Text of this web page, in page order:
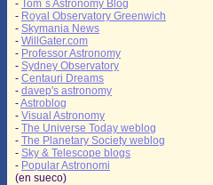
- Tom´s Astronomy Blog
- Royal Observatory Greenwich
- Skymania News
- WillGater.com
- Professor Astronomy
- Sydney Observatory
- Centauri Dreams
- davep's astronomy
-Astroblog
- Visual Astronomy
- The Universe Today weblog
- The Planetary Society weblog
- Sky & Telescope blogs
- Popular Astronomi
(en sueco)